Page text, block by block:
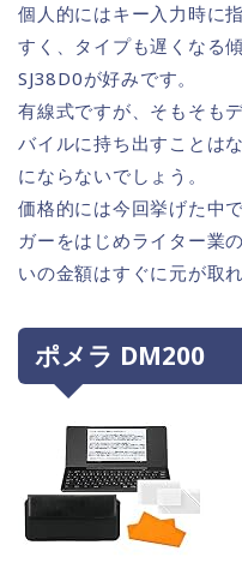
個人的にはキー入力時に
すく、タイプも遅くなる
SJ38D0が好みです。
有線式ですが、そもそも
バイルに持ち出すことは
にならないでしょう。
価格的には今回挙げた中
ガーをはじめライター業
いの金額はすぐに元が取
ポメラ DM200